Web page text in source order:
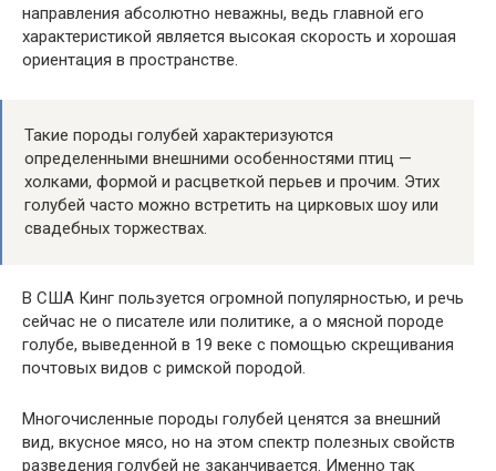
направления абсолютно неважны, ведь главной его
характеристикой является высокая скорость и хорошая
ориентация в пространстве.
Такие породы голубей характеризуются
определенными внешними особенностями птиц —
холками, формой и расцветкой перьев и прочим. Этих
голубей часто можно встретить на цирковых шоу или
свадебных торжествах.
В США Кинг пользуется огромной популярностью, и речь
сейчас не о писателе или политике, а о мясной породе
голубе, выведенной в 19 веке с помощью скрещивания
почтовых видов с римской породой.
Многочисленные породы голубей ценятся за внешний
вид, вкусное мясо, но на этом спектр полезных свойств
разведения голубей не заканчивается. Именно так